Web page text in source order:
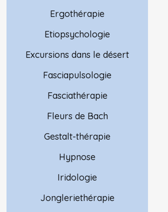
Ergothérapie
Etiopsychologie
Excursions dans le désert
Fasciapulsologie
Fasciathérapie
Fleurs de Bach
Gestalt-thérapie
Hypnose
Iridologie
Jongleriethérapie